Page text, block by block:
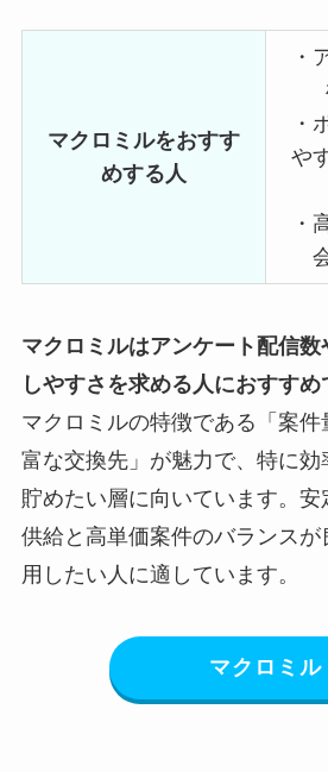
マクロミルをおすす
めする人
・
・
や
・
マクロミルはアンケート配信
しやすさを求める人におすすめ
マクロミルの特徴である「案
富な交換先」が魅力で、特に効
貯めたい層に向いています。安
供給と高単価案件のバランスが
用したい人に適しています。
マクロミル